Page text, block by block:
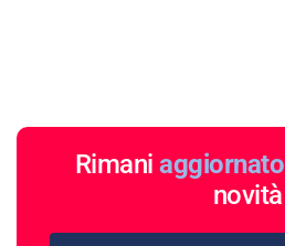
Rimani aggiornato
novità